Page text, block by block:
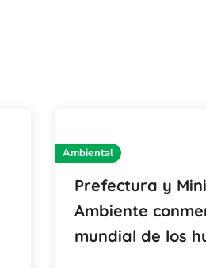
Ambiental
Prefectura y
Ambiente
mundial de los